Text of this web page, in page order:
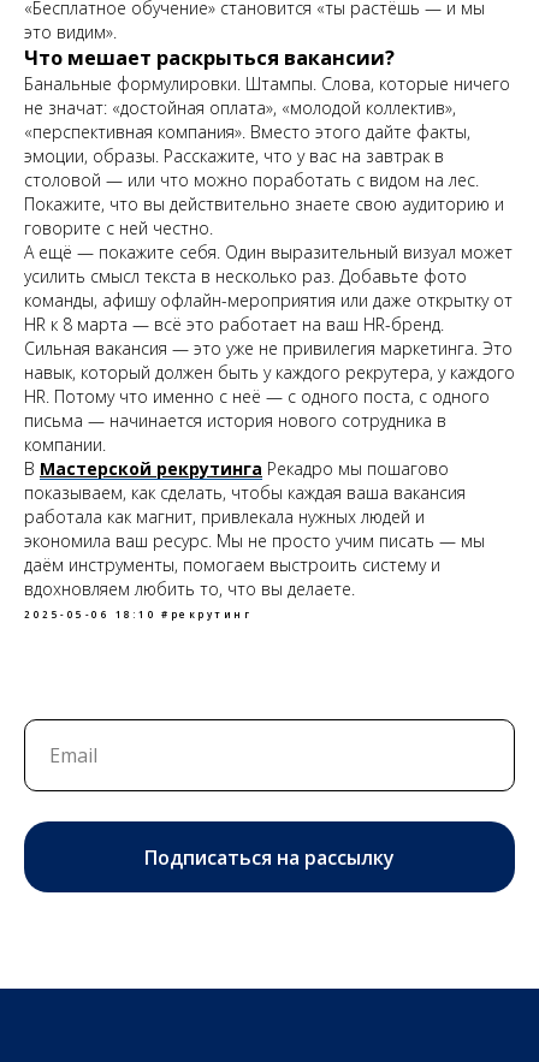
«Бесплатное обучение» становится «ты растёшь — и мы
это видим».
Что мешает раскрыться вакансии?
Банальные формулировки. Штампы. Слова, которые ничего
не значат: «достойная оплата», «молодой коллектив»,
«перспективная компания». Вместо этого дайте факты,
эмоции, образы. Расскажите, что у вас на завтрак в
столовой — или что можно поработать с видом на лес.
Покажите, что вы действительно знаете свою аудиторию и
говорите с ней честно.
А ещё — покажите себя. Один выразительный визуал может
усилить смысл текста в несколько раз. Добавьте фото
команды, афишу офлайн-мероприятия или даже открытку от
HR к 8 марта — всё это работает на ваш HR-бренд.
Сильная вакансия — это уже не привилегия маркетинга. Это
навык, который должен быть у каждого рекрутера, у каждого
HR. Потому что именно с неё — с одного поста, с одного
письма — начинается история нового сотрудника в
компании.
В Мастерской рекрутинга Рекадро мы пошагово
показываем, как сделать, чтобы каждая ваша вакансия
работала как магнит, привлекала нужных людей и
экономила ваш ресурс. Мы не просто учим писать — мы
даём инструменты, помогаем выстроить систему и
вдохновляем любить то, что вы делаете.
2025-05-06 18:10 #рекрутинг
Подписаться на рассылку